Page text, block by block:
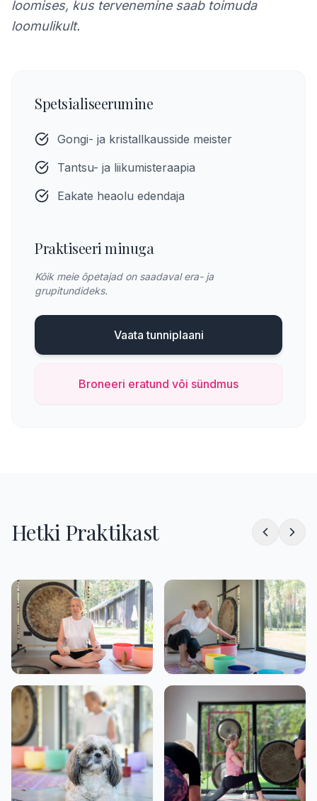
loomises, kus tervenemine saab toimuda
loomulikult.
Spetsialiseerumine
Gongi- ja kristallkausside meister
Tantsu- ja liikumisteraapia
Eakate heaolu edendaja
Praktiseeri minuga
Kõik meie õpetajad on saadaval era- ja
grupitundideks.
Vaata tunniplaani
Broneeri eratund või sündmus
Hetki Praktikast